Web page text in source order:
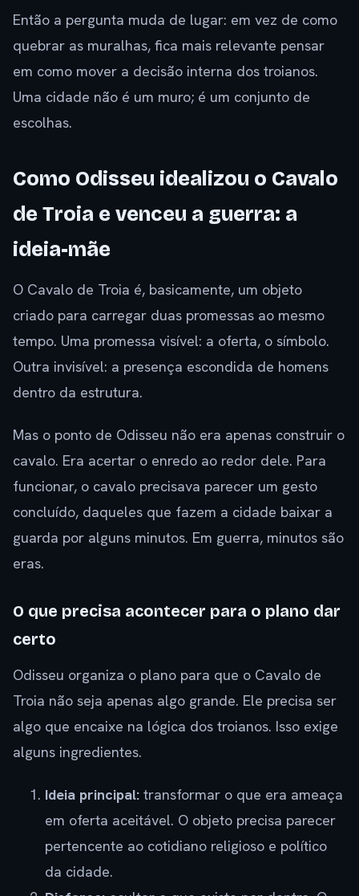
Então a pergunta muda de lugar: em vez de como
quebrar as muralhas, fica mais relevante pensar
em como mover a decisão interna dos troianos.
Uma cidade não é um muro; é um conjunto de
escolhas.
Como Odisseu idealizou o Cavalo
de Troia e venceu a guerra: a
ideia-mãe
O Cavalo de Troia é, basicamente, um objeto
criado para carregar duas promessas ao mesmo
tempo. Uma promessa visível: a oferta, o símbolo.
Outra invisível: a presença escondida de homens
dentro da estrutura.
Mas o ponto de Odisseu não era apenas construir o
cavalo. Era acertar o enredo ao redor dele. Para
funcionar, o cavalo precisava parecer um gesto
concluído, daqueles que fazem a cidade baixar a
guarda por alguns minutos. Em guerra, minutos são
eras.
O que precisa acontecer para o plano dar
certo
Odisseu organiza o plano para que o Cavalo de
Troia não seja apenas algo grande. Ele precisa ser
algo que encaixe na lógica dos troianos. Isso exige
alguns ingredientes.
Ideia principal: transformar o que era ameaça
em oferta aceitável. O objeto precisa parecer
pertencente ao cotidiano religioso e político
da cidade.